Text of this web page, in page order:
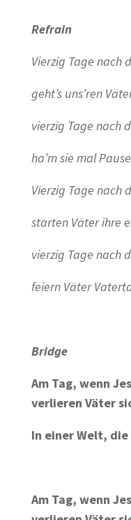
Refrain
Vierzig Tage nach
geht’s uns’ren
vierzig Tage nach
ha’m sie mal
Vierzig Tage nach
starten Väter ihre
vierzig Tage nach
feiern Väter
Bridge
Am Tag, wenn
verlieren Väter
In einer Welt,
Am Tag, wenn